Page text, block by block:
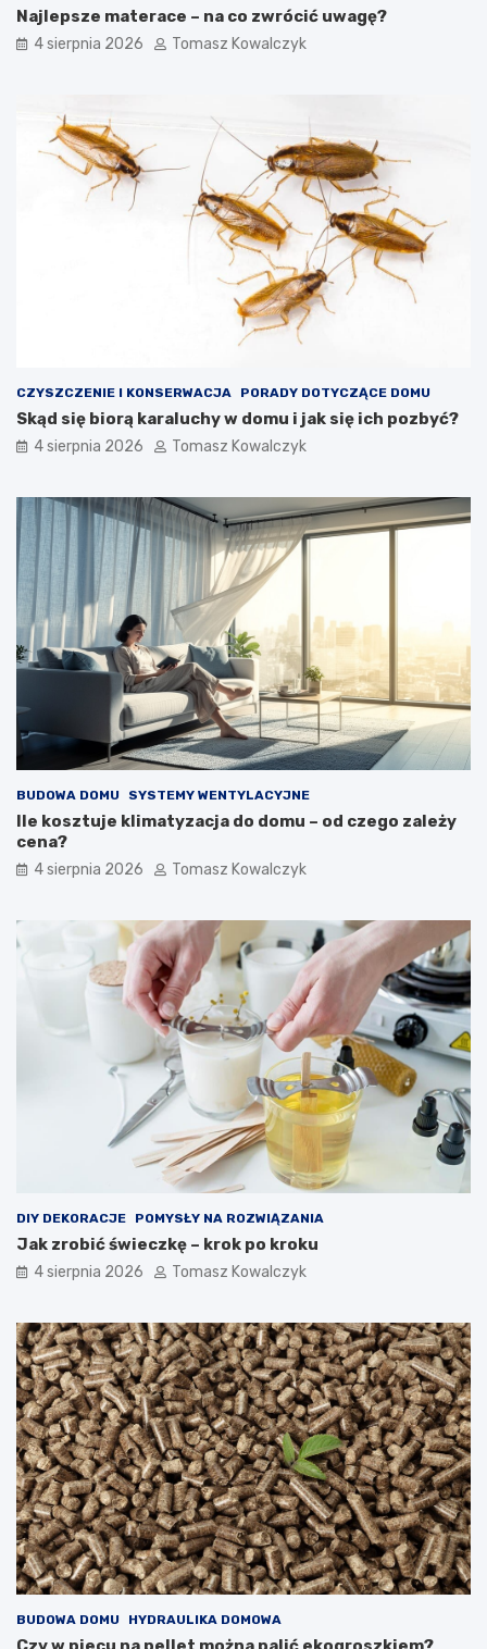
Najlepsze materace – na co zwrócić uwagę?
4 sierpnia 2026 Tomasz Kowalczyk
CZYSZCZENIE I KONSERWACJA PORADY DOTYCZĄCE DOMU
Skąd się biorą karaluchy w domu i jak się ich pozbyć?
4 sierpnia 2026 Tomasz Kowalczyk
BUDOWA DOMU SYSTEMY WENTYLACYJNE
Ile kosztuje klimatyzacja do domu – od czego zależy
cena?
4 sierpnia 2026 Tomasz Kowalczyk
DIY DEKORACJE POMYSŁY NA ROZWIĄZANIA
Jak zrobić świeczkę – krok po kroku
4 sierpnia 2026 Tomasz Kowalczyk
BUDOWA DOMU HYDRAULIKA DOMOWA